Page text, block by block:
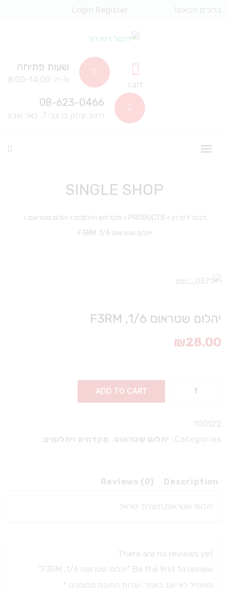
ברוכים הבאים! Login Register
cart
שעות פתיחה
א'-ה: 8:00-14:00
08-623-0466
רחוב יצחק בן צבי 7, באר שבע
SINGLE SHOP
דנטל דפו רון >
PRODUCTS
> מקדחים ויהלומים > יהלום שטראוס >
יהלום שטראוס 1/6, F3RM
יהלום שטראוס 1/6, F3RM
₪28.00
ADD TO CART
100122
Categories:
יהלום שטראוס, מקדחים ויהלומים .
Description
Reviews (0)
יהלומי שטראוס,תוצרת ישראל
There are no reviews yet.
Be the first to review “יהלום שטראוס 1/6, F3RM”
האימייל לא יוצג באתר. שדות החובה מסומנים *